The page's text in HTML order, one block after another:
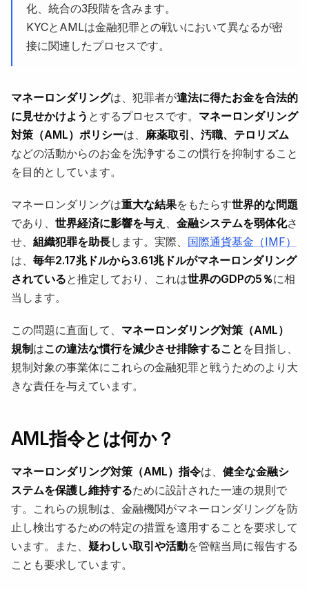
化、統合の3段階を含みます。
KYCとAMLは金融犯罪との戦いにおいて異なるが密
接に関連したプロセスです。
マネーロンダリングは、犯罪者が違法に得たお金を合法的
に見せかけよう とするプロセスです。 マネーロンダリング
対策（AML）ポリシーは、 麻薬取引、汚職、テロリズム
などの活動からのお金を洗浄するこの慣行を抑制すること
を目的としています。
マネーロンダリングは重大な結果をもたらす世界的な問題
であり、 世界経済に影響を与え 金融システムを弱体化さ
せ、 組織犯罪を助長します。実際、 国際通貨基金（IMF）
は、 毎年2.17兆ドルから3.61兆ドルがマネーロンダリング
されていると推定しており、これは世界のGDPの5％に相
当します。
この問題に直面して、 マネーロンダリング対策（AML）
規制はこの違法な慣行を減少させ排除すること を目指し、
規制対象の事業体にこれらの金融犯罪と戦うためのより大
きな責任を与えています。
AML指令とは何か？
マネーロンダリング対策（AML）指令は、 健全な金融シ
ステムを保護し維持するために設計された一連の規則で
す。これらの規制は、金融機関がマネーロンダリングを防
止し検出するための特定の措置を適用することを要求して
います。また、 疑わしい取引や活動を管轄当局に報告する
ことも要求しています。